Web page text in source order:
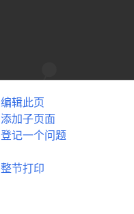
编辑此页
添加子页面
登记一个问题
整节打印